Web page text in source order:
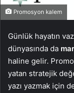
Promosyon kalem
Günlük hayatın
dünyasında da
haline gelir.
yatan stratejik
yazı yazmak için